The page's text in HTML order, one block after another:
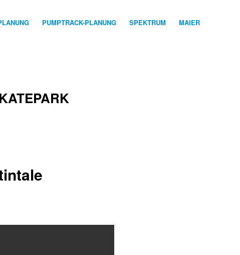
PUMPTRACK-PLANUNG SPEKTRUM MAIER